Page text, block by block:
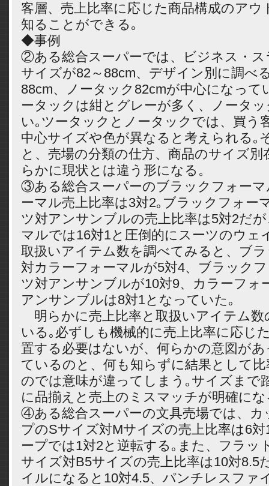
客層、売上比率に応じた商品構成のアウ
知ることができる｡
◆事例
②ある総合スーパーでは、ビジネス・ス
サイズが82～88cm、デザイン別に調べ
88cm、ノータック82cmが中心になって
ータックは紺とグレーが多く、ノータ
い｡ツータックとノータックでは、買う
中心サイズや色が異なると考えられる｡
と、売場の分類の仕方、商品のサイズ別
らかに現状とは違う形になる。
③ある総合スーパーのブラックフォー
ーマル売上比率は3対2｡ブラックフォー
ツ対アンサンブルの売上比率は5対2だ
マルでは16対1と圧倒的にスーツのウェ
取扱いアイテム数を調べてみると、ブ
対カラーフォーマルが5対4、ブラック
ツ対アンサンブルが10対9、カラーフォ
アンサンブルは8対1となっていた｡
明らかに売上比率と取扱いアイテム数
いる｡必ずしも機械的に売上比率に応じ
置する必要はないが、何らかの意図が
ているのと、何も知らずに結果として
のでは意味が違ってしまう｡サイズまで
に品揃えと売上のミスマッチが明確に
④ある総合スーパーの文具売場では、カ
プのSサイズ対Mサイズの売上比率は6
ープでは1対2と逆転する｡また、フラッ
サイズ対B5サイズの売上比率は10対8.5
イルになると10対4.5、パンチレスファ